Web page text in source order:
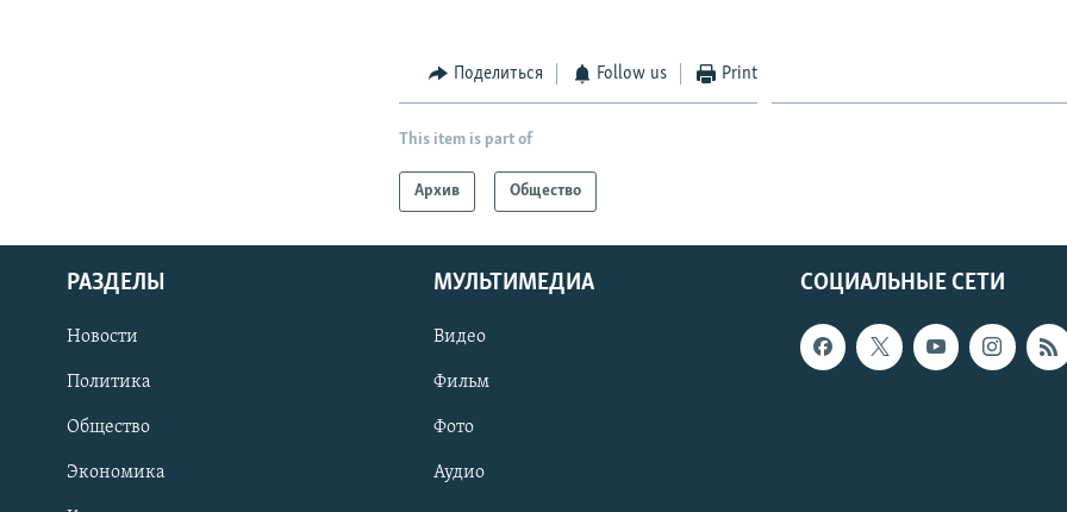
Поделиться Follow us Print
This item is part of
Архив Общество
СОЦИАЛЬНЫЕ СЕТИ
РАЗДЕЛЫ
Новости
Политика
Общество
Экономика
МУЛЬТИМЕДИА
Видео
Фильм
Фото
Аудио